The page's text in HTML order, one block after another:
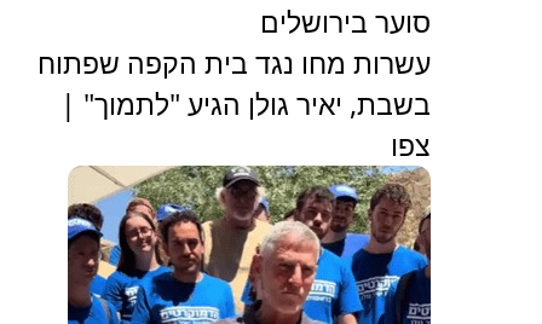
סוער בירושלים
עשרות מחו נגד בית הקפה שפתוח
בשבת, יאיר גולן הגיע "לתמוך" |
צפו